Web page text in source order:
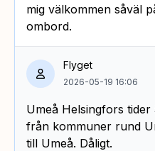
mig välkommen såväl
ombord.
Flyget
2026-05-19 16:06
Umeå Helsingfors
från kommuner rund
till Umeå. Dåligt.